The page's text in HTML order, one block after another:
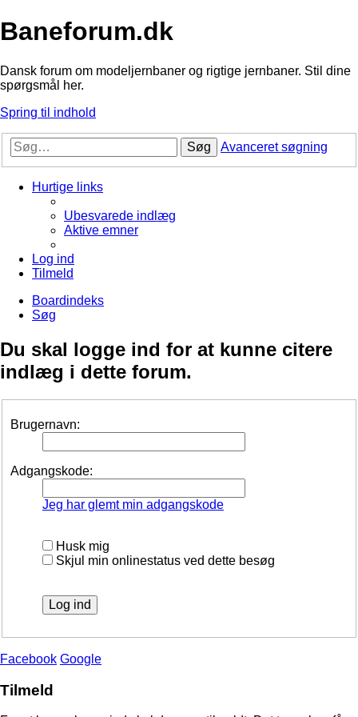
Baneforum.dk
Dansk forum om modeljernbaner og rigtige jernbaner. Stil dine
spørgsmål her.
Spring til indhold
Søg Avanceret søgning
Hurtige links
Ubesvarede indlæg
Aktive emner
Log ind
Tilmeld
Boardindeks
Søg
Du skal logge ind for at kunne citere
indlæg i dette forum.
Brugernavn:
Adgangskode:
Jeg har glemt min adgangskode
Husk mig
Skjul min onlinestatus ved dette besøg
Facebook Google
Tilmeld